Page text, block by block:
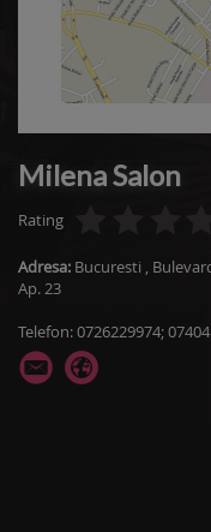
Milena Salon
Rating
Adresa: Bucuresti ,
Ap. 23
Telefon: 0726229974;